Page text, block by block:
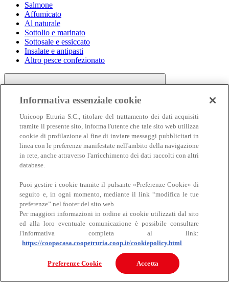
Salmone
Affumicato
Al naturale
Sottolio e marinato
Sottosale e essiccato
Insalate e antipasti
Altro pesce confezionato
Carne
Carne
Bovino
Informativa essenziale cookie
Unicoop Etruria S.C., titolare del trattamento dei dati acquisiti
tramite il presente sito, informa l'utente che tale sito web utilizza
cookie di profilazione al fine di inviare messaggi pubblicitari in
linea con le preferenze manifestate nell'ambito della navigazione
in rete, anche attraverso l'arricchimento dei dati raccolti con altri
database.
Puoi gestire i cookie tramite il pulsante «Preferenze Cookie» di
seguito e, in ogni momento, mediante il link “modifica le tue
preferenze” nel footer del sito web.
Per maggiori informazioni in ordine ai cookie utilizzati dal sito
ed alla loro eventuale comunicazione è possibile consultare
l'informativa completa al link:
https://coopacasa.coopetruria.coop.it/cookiepolicy.html
Preferenze Cookie Accetta